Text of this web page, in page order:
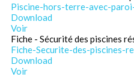
Piscine-hors-terre-avec-
Download
Voir
Fiche - Sécurité des piscines
Fiche-Securite-des-piscines-
Download
Voir